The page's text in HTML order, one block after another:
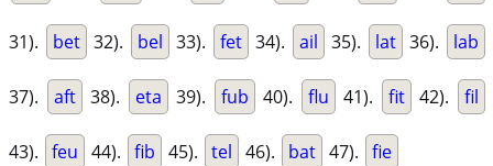
31). bet 32). bel 33). fet 34). ail 35). lat 36). lab
37). aft 38). eta 39). fub 40). flu 41). fit 42). fil
43). feu 44). fib 45). tel 46). bat 47). fie